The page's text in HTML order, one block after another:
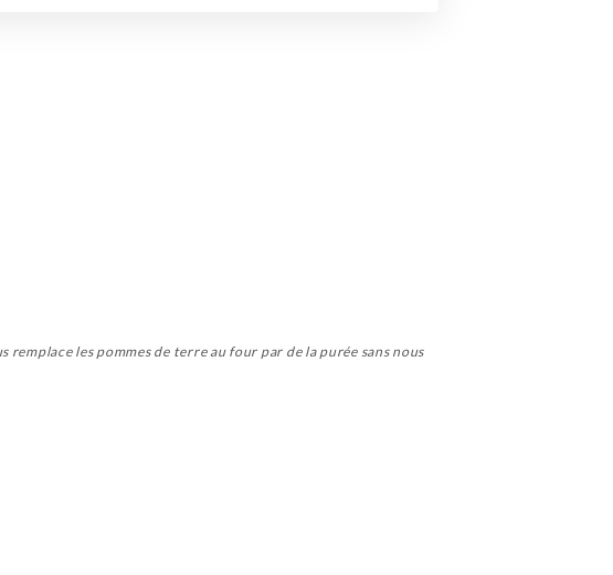
remplace les pommes de terre au four par de la purée sans nous